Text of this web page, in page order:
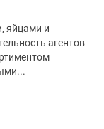
яйцами и
агентов